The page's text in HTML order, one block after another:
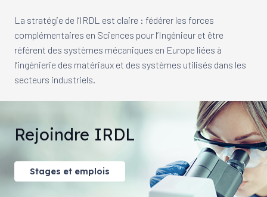
La stratégie de l’IRDL est claire : fédérer les forces
complémentaires en Sciences pour l’Ingénieur et être
référent des systèmes mécaniques en Europe liées à
l’ingénierie des matériaux et des systèmes utilisés dans les
secteurs industriels.
Rejoindre IRDL
Stages et emplois